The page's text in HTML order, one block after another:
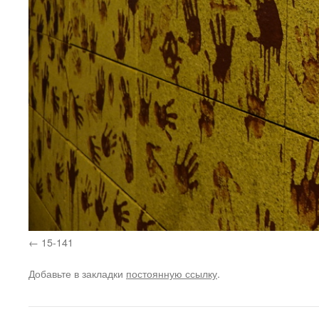
15-141
Добавьте в закладки постоянную ссылку.